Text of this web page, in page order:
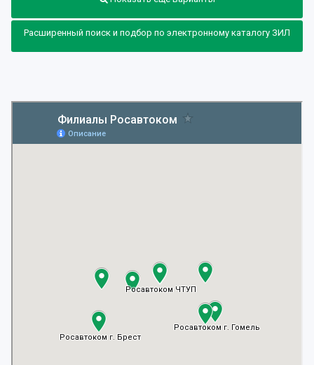
Расширенный поиск и подбор по электронному каталогу ЗИЛ